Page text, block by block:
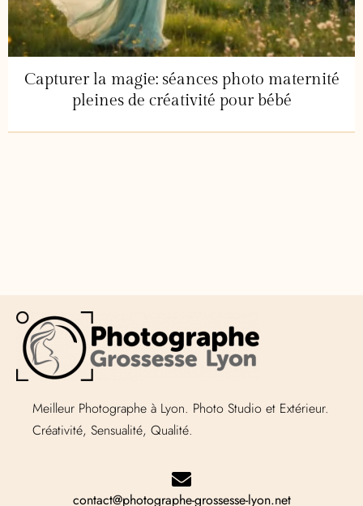
Capturer la magie: séances photo maternité
pleines de créativité pour bébé
Meilleur Photographe à Lyon. Photo Studio et Extérieur.
Créativité, Sensualité, Qualité.
contact@photographe-grossesse-lyon.net